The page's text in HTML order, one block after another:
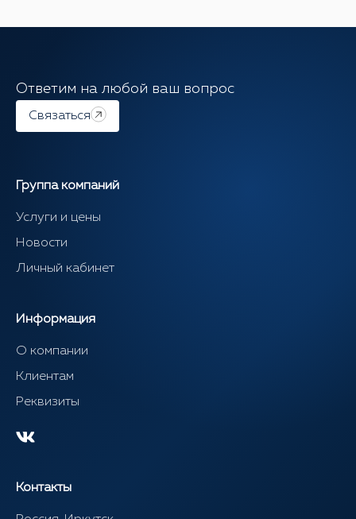
Ответим на любой ваш вопрос
Связаться
Группа компаний
Услуги и цены
Новости
Личный кабинет
Информация
О компании
Клиентам
Реквизиты
Контакты